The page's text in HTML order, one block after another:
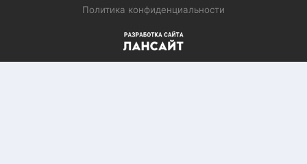
Политика конфиденциальности